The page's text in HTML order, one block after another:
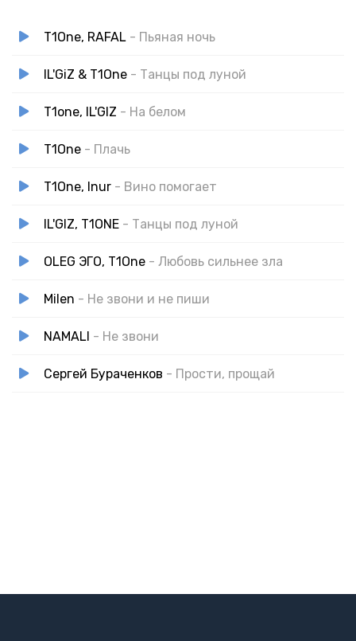
T1One, RAFAL - Пьяная ночь
IL'GiZ & T1One - Танцы под луной
T1one, IL'GIZ - На белом
T1One - Плачь
T1One, Inur - Вино помогает
IL'GIZ, T1ONE - Танцы под луной
OLEG ЭГО, T1One - Любовь сильнее зла
Milen - Не звони и не пиши
NAMALI - Не звони
Сергей Бураченков - Прости, прощай